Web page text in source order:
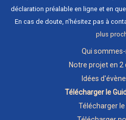
déclaration préalable en ligne et en
En cas de doute, n'hésitez pas à
plus
Qui
Notre projet en 2
Idées
Télécharger le
Télécharger